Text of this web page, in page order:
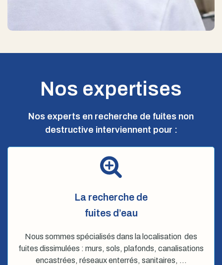
Nos expertises
Nos experts en recherche de fuites non
destructive interviennent pour :
La recherche de
fuites d’eau
Nous sommes spécialisés dans la localisation des
fuites dissimulées : murs, sols, plafonds, canalisations
encastrées, réseaux enterrés, sanitaires, …